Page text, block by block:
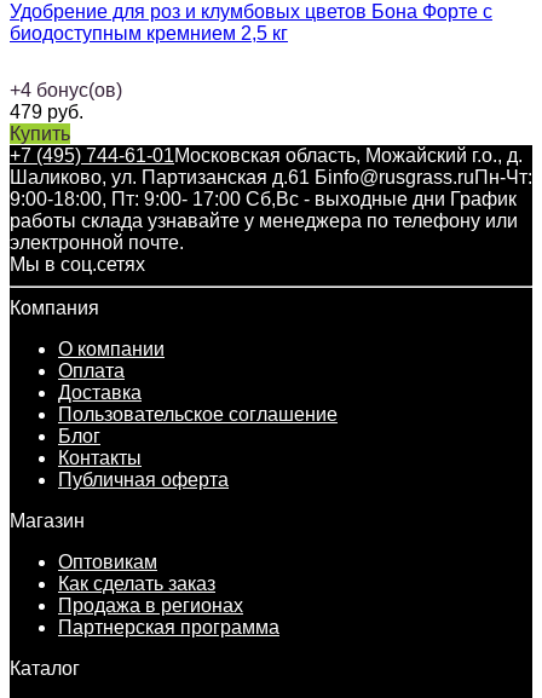
Удобрение для роз и клумбовых цветов Бона Форте с
биодоступным кремнием 2,5 кг
+4 бонус(ов)
479 руб.
Купить
+7 (495) 744-61-01Московская область, Можайский г.о., д.
Шаликово, ул. Партизанская д.61 Бinfo@rusgrass.ruПн-Чт:
9:00-18:00, Пт: 9:00- 17:00 Сб,Вс - выходные дни График
работы склада узнавайте у менеджера по телефону или
электронной почте.
Мы в соц.сетях
Компания
О компании
Оплата
Доставка
Пользовательское соглашение
Блог
Контакты
Публичная оферта
Магазин
Оптовикам
Как сделать заказ
Продажа в регионах
Партнерская программа
Каталог